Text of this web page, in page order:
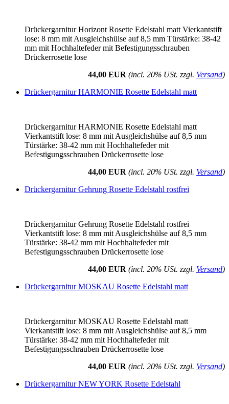
Drückergarnitur Horizont Rosette Edelstahl matt Vierkantstift
lose: 8 mm mit Ausgleichshülse auf 8,5 mm Türstärke: 38-42
mm mit Hochhaltefeder mit Befestigungsschrauben
Drückerrosette lose
44,00 EUR (incl. 20% USt. zzgl. Versand)
Drückergarnitur HARMONIE Rosette Edelstahl matt
Drückergarnitur HARMONIE Rosette Edelstahl matt
Vierkantstift lose: 8 mm mit Ausgleichshülse auf 8,5 mm
Türstärke: 38-42 mm mit Hochhaltefeder mit
Befestigungsschrauben Drückerrosette lose
44,00 EUR (incl. 20% USt. zzgl. Versand)
Drückergarnitur Gehrung Rosette Edelstahl rostfrei
Drückergarnitur Gehrung Rosette Edelstahl rostfrei
Vierkantstift lose: 8 mm mit Ausgleichshülse auf 8,5 mm
Türstärke: 38-42 mm mit Hochhaltefeder mit
Befestigungsschrauben Drückerrosette lose
44,00 EUR (incl. 20% USt. zzgl. Versand)
Drückergarnitur MOSKAU Rosette Edelstahl matt
Drückergarnitur MOSKAU Rosette Edelstahl matt
Vierkantstift lose: 8 mm mit Ausgleichshülse auf 8,5 mm
Türstärke: 38-42 mm mit Hochhaltefeder mit
Befestigungsschrauben Drückerrosette lose
44,00 EUR (incl. 20% USt. zzgl. Versand)
Drückergarnitur NEW YORK Rosette Edelstahl